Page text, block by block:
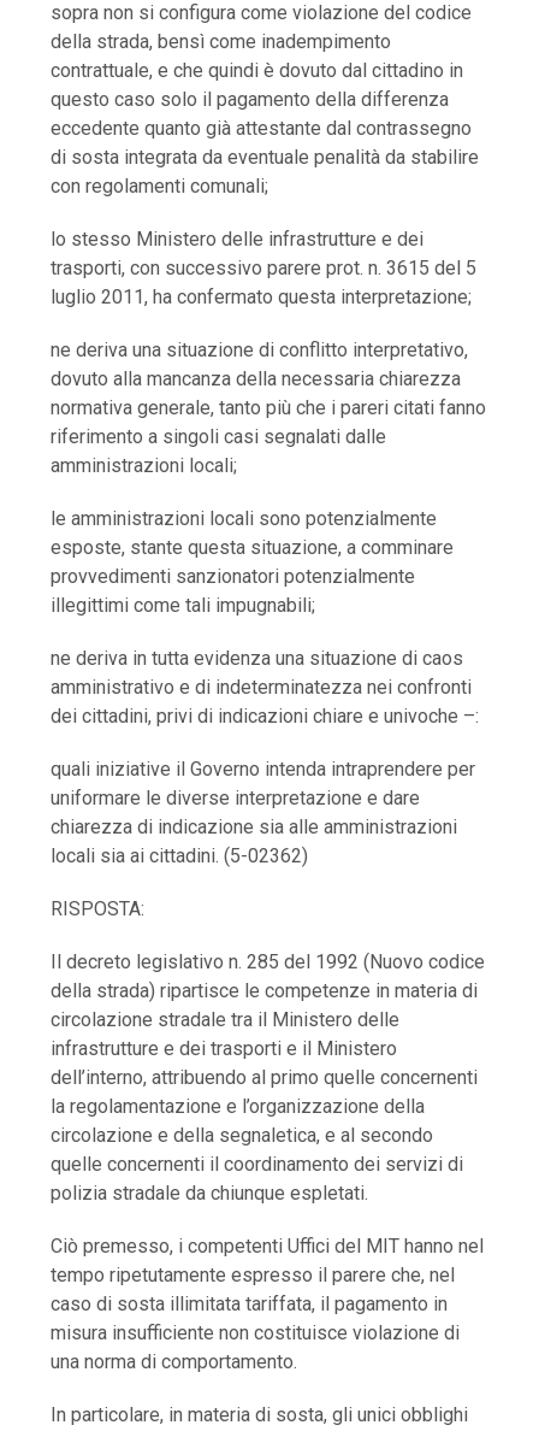
sopra non si configura come violazione del codice
della strada, bensì come inadempimento
contrattuale, e che quindi è dovuto dal cittadino in
questo caso solo il pagamento della differenza
eccedente quanto già attestante dal contrassegno
di sosta integrata da eventuale penalità da stabilire
con regolamenti comunali;
lo stesso Ministero delle infrastrutture e dei
trasporti, con successivo parere prot. n. 3615 del 5
luglio 2011, ha confermato questa interpretazione;
ne deriva una situazione di conflitto interpretativo,
dovuto alla mancanza della necessaria chiarezza
normativa generale, tanto più che i pareri citati fanno
riferimento a singoli casi segnalati dalle
amministrazioni locali;
le amministrazioni locali sono potenzialmente
esposte, stante questa situazione, a comminare
provvedimenti sanzionatori potenzialmente
illegittimi come tali impugnabili;
ne deriva in tutta evidenza una situazione di caos
amministrativo e di indeterminatezza nei confronti
dei cittadini, privi di indicazioni chiare e univoche –:
quali iniziative il Governo intenda intraprendere per
uniformare le diverse interpretazione e dare
chiarezza di indicazione sia alle amministrazioni
locali sia ai cittadini. (5-02362)
RISPOSTA:
Il decreto legislativo n. 285 del 1992 (Nuovo codice
della strada) ripartisce le competenze in materia di
circolazione stradale tra il Ministero delle
infrastrutture e dei trasporti e il Ministero
dell’interno, attribuendo al primo quelle concernenti
la regolamentazione e l’organizzazione della
circolazione e della segnaletica, e al secondo
quelle concernenti il coordinamento dei servizi di
polizia stradale da chiunque espletati.
Ciò premesso, i competenti Uffici del MIT hanno nel
tempo ripetutamente espresso il parere che, nel
caso di sosta illimitata tariffata, il pagamento in
misura insufficiente non costituisce violazione di
una norma di comportamento.
In particolare, in materia di sosta, gli unici obblighi